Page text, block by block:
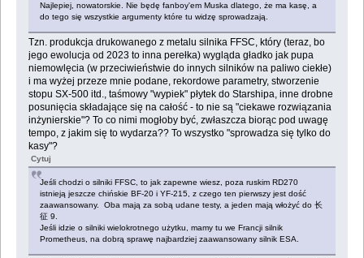
Najlepiej, nowatorskie. Nie będę fanboy'em Muska dlatego, że ma kasę, a
do tego się wszystkie argumenty które tu widzę sprowadzają.
Tzn. produkcja drukowanego z metalu silnika FFSC, który (teraz, bo
jego ewolucja od 2023 to inna perełka) wygląda gładko jak pupa
niemowlęcia (w przeciwieństwie do innych silników na paliwo ciekłe)
i ma wyżej przeze mnie podane, rekordowe parametry, stworzenie
stopu SX-500 itd., taśmowy "wypiek" płytek do Starshipa, inne drobne
posunięcia składające się na całość - to nie są "ciekawe rozwiązania
inżynierskie"? To co nimi mogłoby być, zwłaszcza biorąc pod uwagę
tempo, z jakim się to wydarza?? To wszystko "sprowadza się tylko do
kasy"?
Cytuj
Jeśli chodzi o silniki FFSC, to jak zapewne wiesz, poza ruskim RD270
istnieją jeszcze chińskie BF-20 i YF-215, z czego ten pierwszy jest dość
zaawansowany. Oba mają za sobą udane testy, a jeden mają włożyć do 长
征 9.
Jeśli idzie o silniki wielokrotnego użytku, mamy tu we Francji silnik
Prometheus, na dobrą sprawę najbardziej zaawansowany silnik ESA.